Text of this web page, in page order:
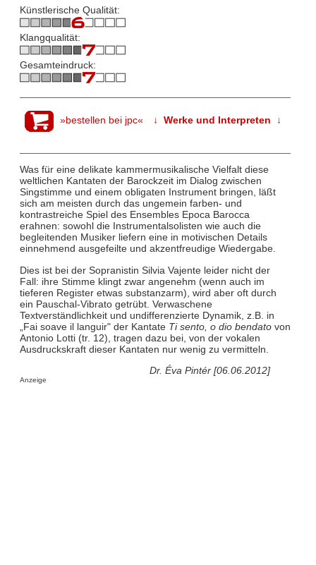
Künstlerische Qualität:
Klangqualität:
Gesamteindruck:
»bestellen bei jpc« ↓ Werke und Interpreten ↓
Was für eine delikate kammermusikalische Vielfalt diese
weltlichen Kantaten der Barockzeit im Dialog zwischen
Singstimme und einem obligaten Instrument bringen, läßt
sich am meisten durch das ungemein farben- und
kontrastreiche Spiel des Ensembles Epoca Barocca
erahnen: sowohl die Instrumentalsolisten wie auch die
begleitenden Musiker liefern eine in motivischen Details
einnehmend ausgefeilte und akzentfreudige Wiedergabe.
Dies ist bei der Sopranistin Silvia Vajente leider nicht der
Fall: ihre Stimme klingt zwar angenehm (wenn auch im
tieferen Register etwas substanzarm), wird aber oft durch
ein Pauschal-Vibrato getrübt. Verwaschene
Textverständlichkeit und undifferenzierte Dynamik, z.B. in
„Fai soave il languir" der Kantate Ti sento, o dio bendatovon
Antonio Lotti (tr. 12), tragen dazu bei, von der vokalen
Ausdruckskraft dieser Kantaten nur wenig zu vermitteln.
Dr. Éva Pintér [06.06.2012]
Anzeige